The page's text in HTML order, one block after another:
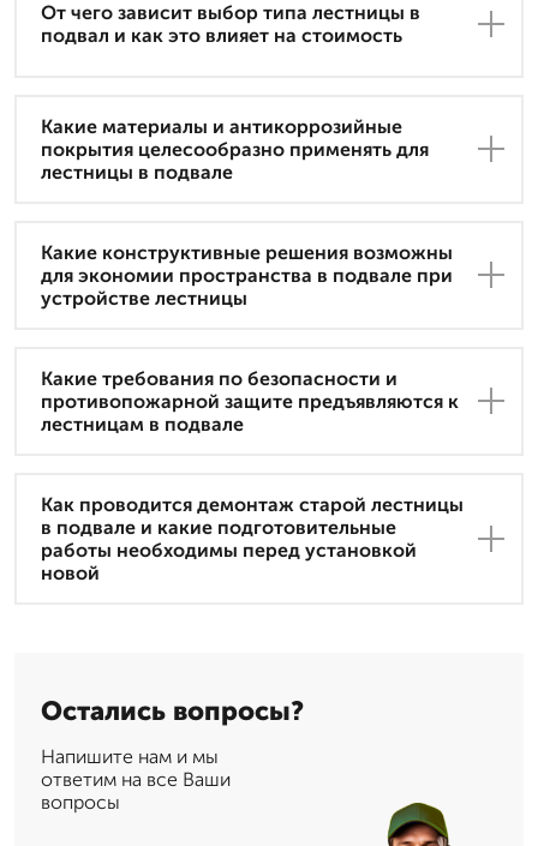
От чего зависит выбор типа лестницы в
подвал и как это влияет на стоимость
Какие материалы и антикоррозийные
покрытия целесообразно применять для
лестницы в подвале
Какие конструктивные решения возможны
для экономии пространства в подвале при
устройстве лестницы
Какие требования по безопасности и
противопожарной защите предъявляются к
лестницам в подвале
Как проводится демонтаж старой лестницы
в подвале и какие подготовительные
работы необходимы перед установкой
новой
Остались вопросы?
Напишите нам и мы
ответим на все Ваши
вопросы